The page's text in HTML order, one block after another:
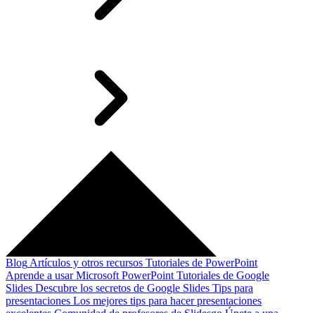
Blog Artículos y otros recursos Tutoriales de PowerPoint
Aprende a usar Microsoft PowerPoint Tutoriales de Google
Slides Descubre los secretos de Google Slides Tips para
presentaciones Los mejores tips para hacer presentaciones